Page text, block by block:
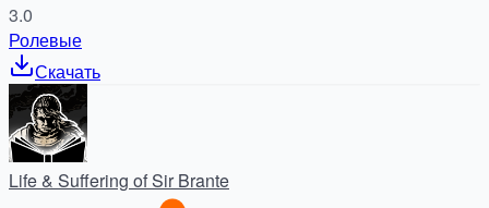
3.0
Ролевые
Скачать
Life & Suffering of Sir Brante